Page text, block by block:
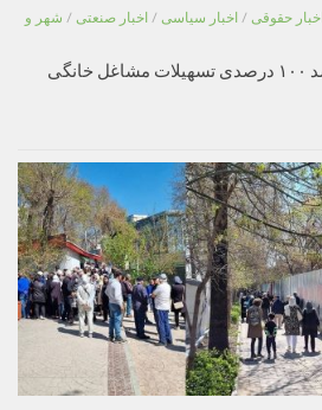
اخبار حقوقی / اخبار سیاسی / اخبار صنعتی / شهر و
فرماندار تربت‌حیدریه از رشد ۱۰۰ درصدی تسهیلات مشاغل خانگی